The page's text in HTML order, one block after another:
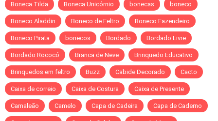
Boneca Tilda Boneca Unicórnio bonecas boneco
Boneco Aladdin Boneco de Feltro Boneco Fazendeiro
Boneco Pirata bonecos Bordado Bordado Livre
Bordado Rococó Branca de Neve Brinquedo Educativo
Brinquedos em feltro Buzz Cabide Decorado Cacto
Caixa de correio Caixa de Costura Caixa de Presente
Camaleão Camelo Capa de Cadeira Capa de Caderno